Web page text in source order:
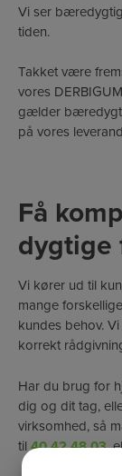
Vi ser
tiden.
Takket være
vores
gælder
på vores
Få
dygtige
Vi kører ud til
mange
kundes behov.
korrekt
Har du brug for
dig og dit tag,
virksomhed, så
til40 42 48 03,